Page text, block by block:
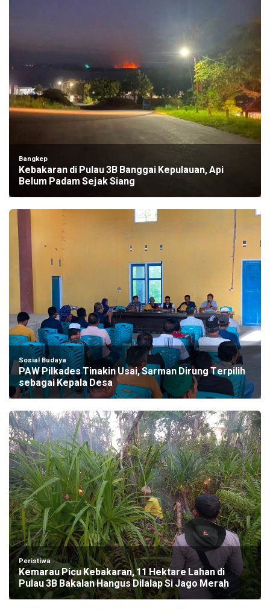
Bangkep
Kebakaran di Pulau 3B Banggai Kepulauan, Api
Belum Padam Sejak Siang
Sosial Budaya
PAW Pilkades Tinakin Usai, Sarman Dirung Terpilih
sebagai Kepala Desa
Peristiwa
Kemarau Picu Kebakaran, 11 Hektare Lahan di
Pulau 3B Bakalan Hangus Dilalap Si Jago Merah